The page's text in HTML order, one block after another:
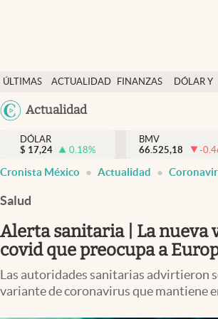
ÚLTIMAS
NOTICIAS
ACTUALIDAD
FINANZAS
DÓLAR Y
Actualidad
Actualidad
Finanzas y economía
Dólar y mercados
Pc y celular
Vida y estilo
DÓLAR
$ 17,24 0.18%
BMV
66.525,18
-
Cronista México Actualidad
Salud
Alerta sanitaria | La nueva
covid que preocupa a
Las autoridades sanitarias advirtieron
variante de coronavirus que mantiene